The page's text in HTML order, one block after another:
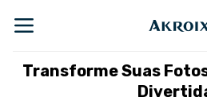
Transforme Suas